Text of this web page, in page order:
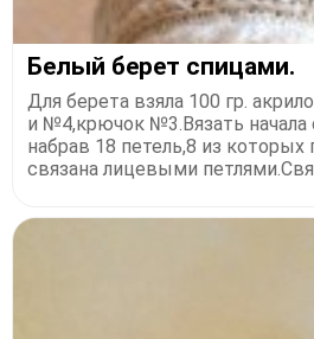
Белый берет спицами.
Для берета взяла 100 гр.
и №4,крючок №3.Вязать начала
набрав 18 петель,8 из
связана лицевыми